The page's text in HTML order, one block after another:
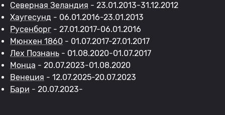
Северная Зеландия - 23.01.2013-31.12.2012
Хаугесунд - 06.01.2016-23.01.2013
Русенборг - 27.01.2017-06.01.2016
Мюнхен 1860 - 01.07.2017-27.01.2017
Лех Познань - 01.08.2020-01.07.2017
Монца - 20.07.2023-01.08.2020
Венеция - 12.07.2025-20.07.2023
Бари - 20.07.2023-